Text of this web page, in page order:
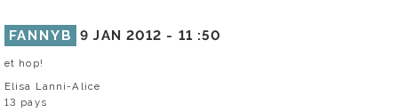
FANNYB 9 JAN 2012 - 11 :50
et hop!
Elisa Lanni-Alice
13 pays